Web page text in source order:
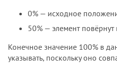
0% — исходное
50% — элемент повёрнут
Конечное значение 100% в
указывать, поскольку оно